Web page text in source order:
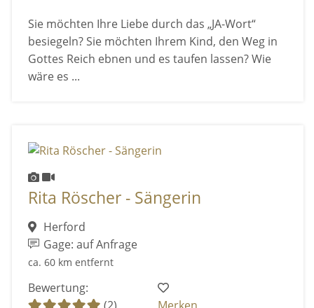
Sie möchten Ihre Liebe durch das „JA-Wort“
besiegeln? Sie möchten Ihrem Kind, den Weg in
Gottes Reich ebnen und es taufen lassen? Wie
wäre es ...
Rita Röscher - Sängerin
Herford
Gage: auf Anfrage
ca. 60 km entfernt
Bewertung: